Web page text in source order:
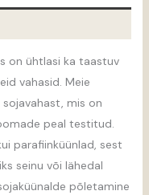
on ühtlasi ka taastuv
vahasid. Meie
mis on
peal testitud.
parafiinküünlad, sest
seinu või lähedal
põletamine